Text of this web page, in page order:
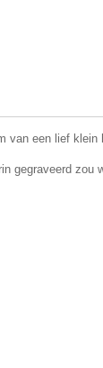
van een lief klein
gegraveerd zou